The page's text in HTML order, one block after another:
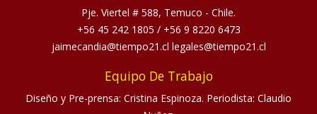
Pje. Viertel # 588, Temuco - Chile.
+56 45 242 1805 / +56 9 8220 6473
jaimecandia@tiempo21.cl legales@tiempo21.cl
Equipo De Trabajo
Diseño y Pre-prensa: Cristina Espinoza. Periodista: Claudio